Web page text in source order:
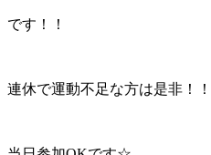
です！！
連休で運動不足な方は是非！！